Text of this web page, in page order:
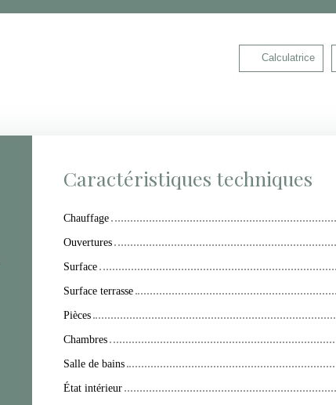
Calculatrice
Caractéristiques techniques
Chauffage
Ouvertures
Surface
Surface terrasse
Pièces
Chambres
Salle de bains
État intérieur